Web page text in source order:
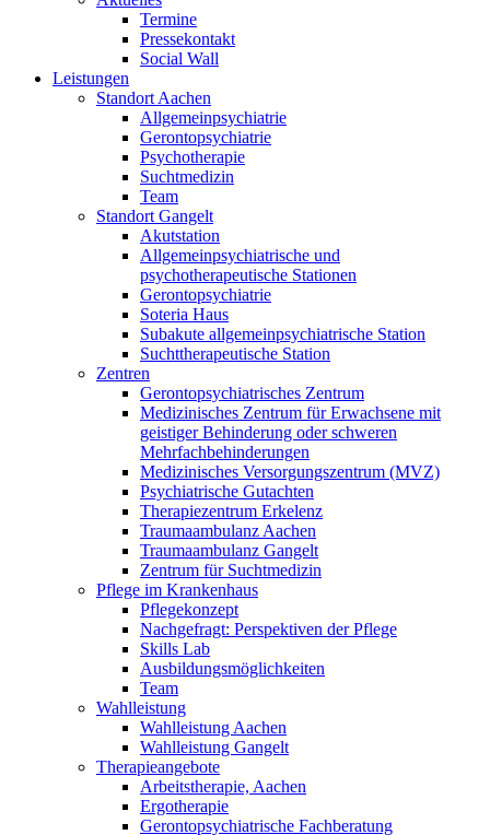
Termine
Pressekontakt
Social Wall
Leistungen
Standort Aachen
Allgemeinpsychiatrie
Gerontopsychiatrie
Psychotherapie
Suchtmedizin
Team
Standort Gangelt
Akutstation
Allgemeinpsychiatrische und
psychotherapeutische Stationen
Gerontopsychiatrie
Soteria Haus
Subakute allgemeinpsychiatrische Station
Suchttherapeutische Station
Zentren
Gerontopsychiatrisches Zentrum
Medizinisches Zentrum für Erwachsene mit
geistiger Behinderung oder schweren
Mehrfachbehinderungen
Medizinisches Versorgungszentrum (MVZ)
Psychiatrische Gutachten
Therapiezentrum Erkelenz
Traumaambulanz Aachen
Traumaambulanz Gangelt
Zentrum für Suchtmedizin
Pflege im Krankenhaus
Pflegekonzept
Nachgefragt: Perspektiven der Pflege
Skills Lab
Ausbildungsmöglichkeiten
Team
Wahlleistung
Wahlleistung Aachen
Wahlleistung Gangelt
Therapieangebote
Arbeitstherapie, Aachen
Ergotherapie
Gerontopsychiatrische Fachberatung